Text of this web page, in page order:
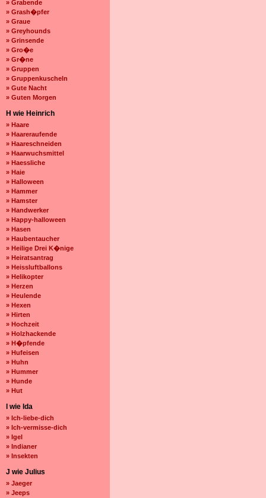
» Grabende
» Grash�pfer
» Graue
» Greyhounds
» Grinsende
» Gro�e
» Gr�ne
» Gruppen
» Gruppenkuscheln
» Gute Nacht
» Guten Morgen
H wie Heinrich
» Haare
» Haareraufende
» Haareschneiden
» Haarwuchsmittel
» Haessliche
» Haie
» Halloween
» Hammer
» Hamster
» Handwerker
» Happy-halloween
» Hasen
» Haubentaucher
» Heilige Drei K�nige
» Heiratsantrag
» Heissluftballons
» Helikopter
» Herzen
» Heulende
» Hexen
» Hirten
» Hochzeit
» Holzhackende
» H�pfende
» Hufeisen
» Huhn
» Hummer
» Hunde
» Hut
I wie Ida
» Ich-liebe-dich
» Ich-vermisse-dich
» Igel
» Indianer
» Insekten
J wie Julius
» Jaeger
» Jeeps